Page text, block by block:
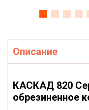
Описание
КАСКАД 820
обрезиненное